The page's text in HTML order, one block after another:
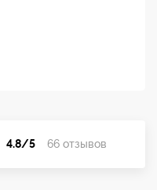
4.8/5 66 отзывов